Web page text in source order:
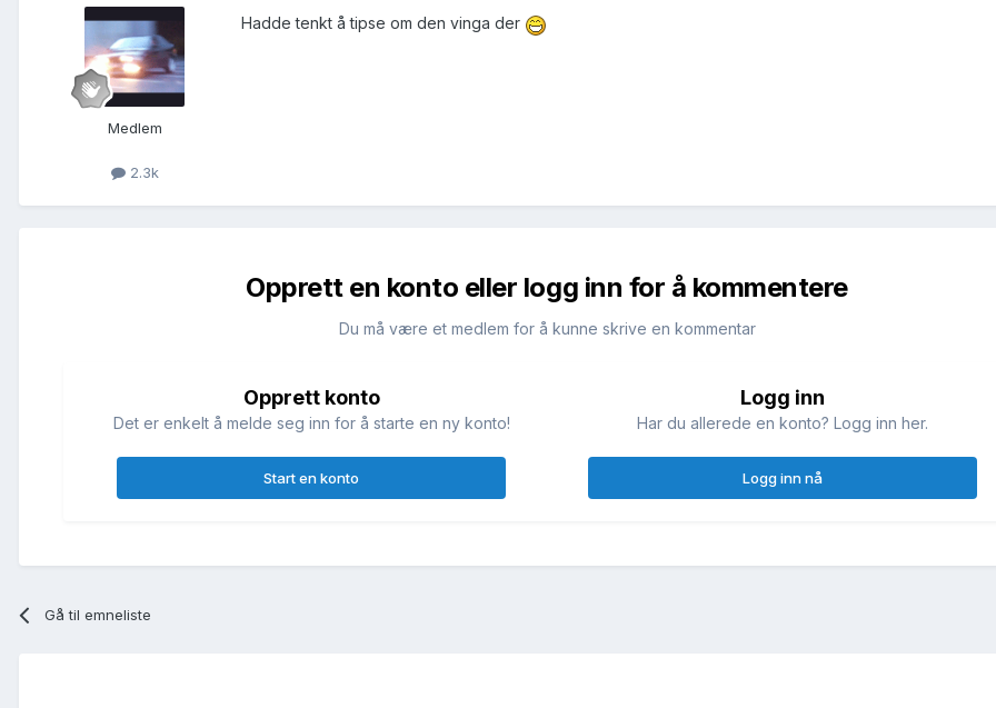
Medlem
2.3k
Hadde tenkt å tipse om den vinga der
Opprett en konto eller logg inn for å kommentere
Du må være et medlem for å kunne skrive en kommentar
Opprett konto
Det er enkelt å melde seg inn for å starte en ny konto!
Start en konto
Logg inn
Har du allerede en konto? Logg inn her.
Logg inn nå
Gå til emneliste